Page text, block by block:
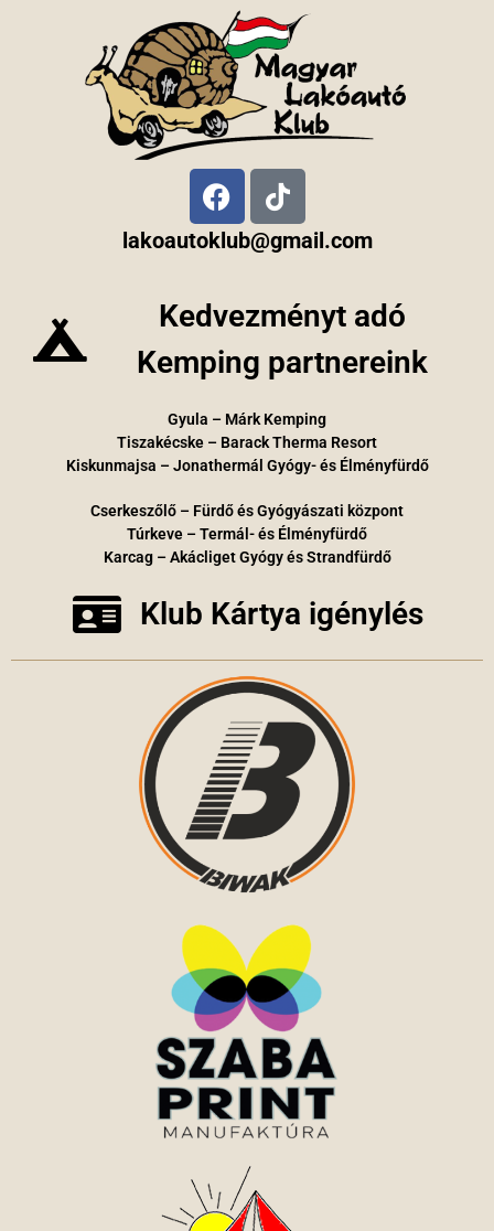
lakoautoklub@gmail.com
Kedvezményt adó
Kemping partnereink
Gyula – Márk Kemping
Tiszakécske – Barack Therma Resort
Kiskunmajsa – Jonathermál Gyógy- és Élményfürdő
Cserkeszőlő – Fürdő és Gyógyászati központ
Túrkeve – Termál- és Élményfürdő
Karcag – Akácliget Gyógy és Strandfürdő
Klub Kártya igénylés